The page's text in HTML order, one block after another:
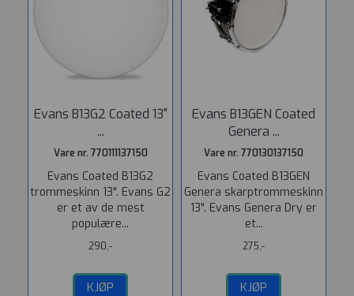
Evans B13G2 Coated 13"
...
Vare nr. 770111137150
Evans Coated B13G2
trommeskinn 13". Evans G2
er et av de mest
populære...
290,-
KJØP
Evans B13GEN Coated
Genera ...
Vare nr. 770130137150
Evans Coated B13GEN
Genera skarptrommeskinn
13". Evans Genera Dry er
et...
275,-
KJØP